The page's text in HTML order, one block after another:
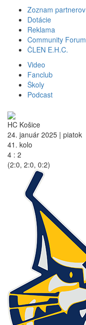
Zoznam partnerov
Dotácie
Reklama
Community Forum
ČLEN E.H.C.
Video
Fanclub
Školy
Podcast
HC Košice
24. január 2025 | piatok
41. kolo
4 : 2
(2:0, 2:0, 0:2)